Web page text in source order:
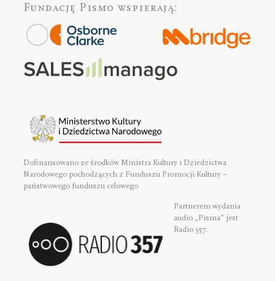
Fundację Pismo wspierają:
Dofinansowano ze środków Ministra Kultury i Dziedzictwa
Narodowego pochodzących z Funduszu Promocji Kultury –
państwowego funduszu celowego
Partnerem wydania
audio „Pisma” jest
Radio 357.